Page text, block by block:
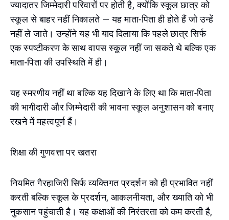
ज्यादातर जिम्मेदारी परिवारों पर होती है, क्योंकि स्कूल छात्र को
स्कूल से बाहर नहीं निकालते — यह माता-पिता ही होते हैं जो उन्हें
नहीं ले जाते। उन्होंने यह भी याद दिलाया कि पहले छात्र सिर्फ
एक स्पष्टीकरण के साथ वापस स्कूल नहीं जा सकते थे बल्कि एक
माता-पिता की उपस्थिति में ही।
यह स्मरणीय नहीं था बल्कि यह दिखाने के लिए था कि माता-पिता
की भागीदारी और जिम्मेदारी की भावना स्कूल अनुशासन को बनाए
रखने में महत्वपूर्ण हैं।
शिक्षा की गुणवत्ता पर खतरा
नियमित गैरहाजिरी सिर्फ व्यक्तिगत प्रदर्शन को ही प्रभावित नहीं
करती बल्कि स्कूल के प्रदर्शन, आकलनीयता, और ख्याति को भी
नुकसान पहुंचाती है। यह कक्षाओं की निरंतरता को कम करती है,